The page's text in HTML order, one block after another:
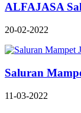
ALFAJASA
20-02-2022
Saluran
11-03-2022